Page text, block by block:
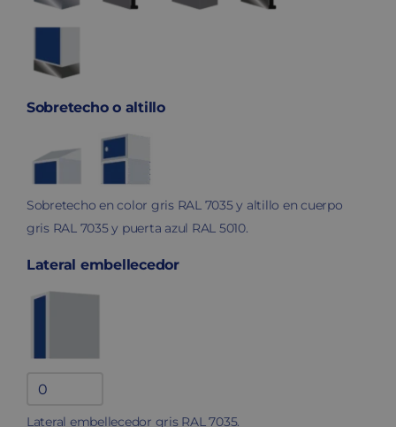
Sobretecho o altillo
Sobretecho en color gris RAL 7035 y altillo en cuerpo
gris RAL 7035 y puerta azul RAL 5010.
Lateral embellecedor
Lateral
embellecedor
Lateral embellecedor gris RAL 7035.